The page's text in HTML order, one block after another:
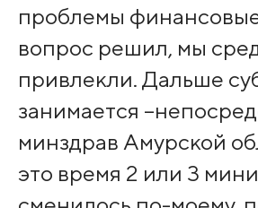
проблемы
вопрос решил, мы
привлекли. Дальше
занимается
минздрав Амурской
это время 2 или 3